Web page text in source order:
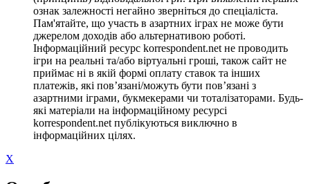
ознак залежності негайно зверніться до спеціаліста.
Пам'ятайте, що участь в азартних іграх не може бути
джерелом доходів або альтернативою роботі.
Інформаційний ресурс korrespondent.net не проводить
ігри на реальні та/або віртуальні гроші, також сайт не
приймає ні в якій формі оплату ставок та інших
платежів, які пов’язані/можуть бути пов’язані з
азартними іграми, букмекерами чи тоталізаторами. Будь-
які матеріали на інформаційному ресурсі
korrespondent.net публікуються виключно в
інформаційних цілях.
X